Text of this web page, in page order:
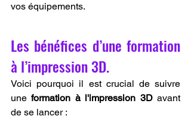
vos équipements.
Les bénéfices d’une formation
à l’impression 3D.
Voici pourquoi il est crucial de suivre
une formation à l'impression 3D avant
de se lancer :